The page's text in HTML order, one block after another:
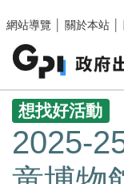
網站導覽
關於本站
:::
想找好活動
2025-